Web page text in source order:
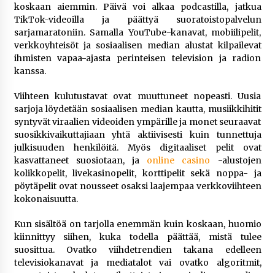
Nina Rung – rikollisuuden tutkija ja väkivallan
ehkäisyn näkyvä ääni
2 viikkoa sitten
3 viikkoa sitten
Online-kasinoiden mobiilipelialustojen kehitys
– asiantuntijalausunto
3 viikkoa sitten
Uutisankkuri Jan Andersson vaimo – faktat ja
huhut
Pamela Anderson ikä, ura ja elämä
4 viikkoa sitten
koskaan aiemmin. Päivä voi alkaa podcastilla, jatkua
TikTok-videoilla ja päättyä suoratoistopalvelun
sarjamaratoniin. Samalla YouTube-kanavat, mobiilipelit,
verkkoyhteisöt ja sosiaalisen median alustat kilpailevat
ihmisten vapaa-ajasta perinteisen television ja radion
kanssa.
Viihteen kulutustavat ovat muuttuneet nopeasti. Uusia
sarjoja löydetään sosiaalisen median kautta, musiikkihitit
syntyvät viraalien videoiden ympärille ja monet seuraavat
suosikkivaikuttajiaan yhtä aktiivisesti kuin tunnettuja
julkisuuden henkilöitä. Myös digitaaliset pelit ovat
kasvattaneet suosiotaan, ja online casino -alustojen
kolikkopelit, livekasinopelit, korttipelit sekä noppa- ja
pöytäpelit ovat nousseet osaksi laajempaa verkkoviihteen
kokonaisuutta.
Kun sisältöä on tarjolla enemmän kuin koskaan, huomio
kiinnittyy siihen, kuka todella päättää, mistä tulee
suosittua. Ovatko viihdetrendien takana edelleen
televisiokanavat ja mediatalot vai ovatko algoritmit,